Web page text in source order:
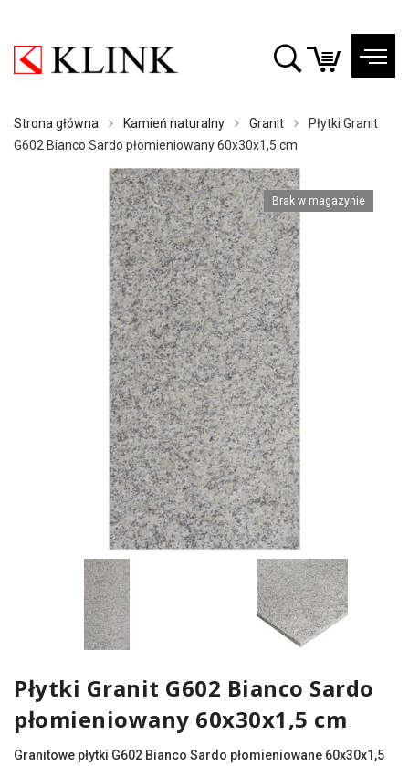
Strona główna Kamień naturalny Granit
Płytki Granit
G602 Bianco Sardo płomieniowany 60x30x1,5 cm
Brak w magazynie
Płytki Granit G602 Bianco Sardo
płomieniowany 60x30x1,5 cm
Granitowe płytki G602 Bianco Sardo płomieniowane 60x30x1,5